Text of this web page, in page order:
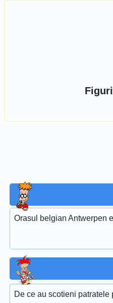
Orasul belgian Antwerpen
De ce au scotieni